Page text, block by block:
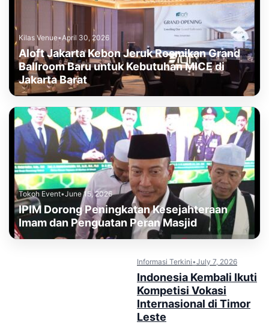
Kilas Venue•April 30, 2026
Aloft Jakarta Kebon Jeruk Resmikan Grand
Ballroom Baru untuk Kebutuhan MICE di
Jakarta Barat
Tokoh Event•June 15, 2026
IPIM Dorong Peningkatan Kesejahteraan
Imam dan Penguatan Peran Masjid
Informasi Terkini•July 7, 2026
Indonesia Kembali Ikuti
Kompetisi Vokasi
Internasional di Timor
Leste